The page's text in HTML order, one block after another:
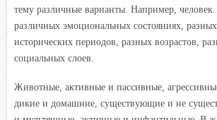
тему различные варианты. Например,
различных эмоциональных состояниях,
исторических периодов, разных возрастов,
социальных слоев.
Животные, активные и пассивные,
дикие и домашние, существующие и не